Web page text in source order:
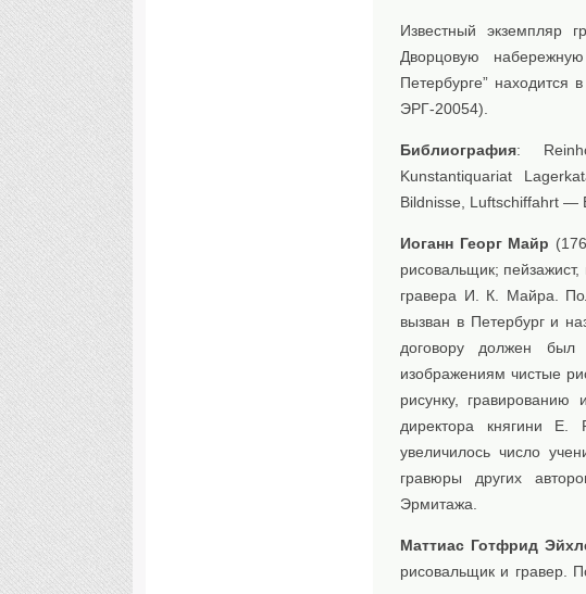
Известный экземпляр
Дворцовую
Петербурге” находится
ЭРГ-20054).
Библиография:
Kunstantiquariat
Bildnisse, Luftschiffahrt —
Иоганн Георг Майр
рисовальщик;
гравера И. К. Майра.
вызван в Петербург и
договору должен был
изображениям чистые
рисунку,
директора княгини Е.
увеличилось число
гравюры других
Эрмитажа.
Маттиас Готфрид
рисовальщик и гравер.